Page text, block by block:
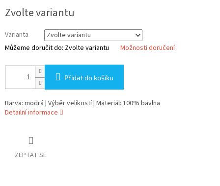
cena:
Zvolte variantu
Varianta
Můžeme doručit do: Zvolte variantu Možnosti doručení
Přidat do košíku
Barva: modrá | Výběr velikostí | Materiál: 100% bavlna
Detailní informace
ZEPTAT SE